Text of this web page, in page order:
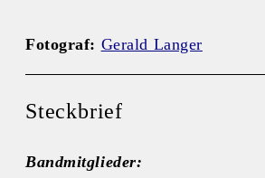
Fotograf: Gerald Langer
Steckbrief
Bandmitglieder: